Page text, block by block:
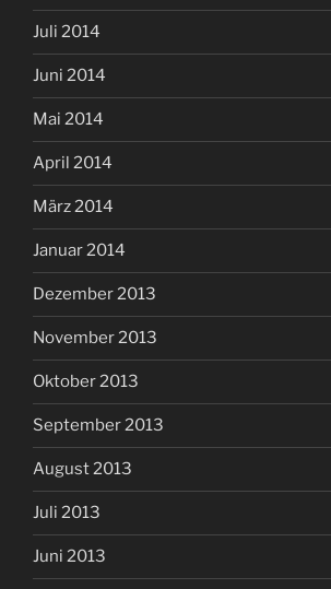
Juli 2014
Juni 2014
Mai 2014
April 2014
März 2014
Januar 2014
Dezember 2013
November 2013
Oktober 2013
September 2013
August 2013
Juli 2013
Juni 2013